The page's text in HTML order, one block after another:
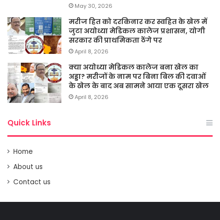
May 30, 2026
मरीज हित को दरकिनार कर स्वहित के खेल में
जुटा अयोध्या मेडिकल कालेज प्रशासन, योगी
सरकार की प्राथमिकता ठेंगे पर
April 8, 2026
क्या अयोध्या मेडिकल कालेज बना खेल का
अड्डा? मरीजों के नाम पर बिना बिल की दवाओं
के खेल के बाद अब सामने आया एक दूसरा खेल
April 8, 2026
Quick Links
Home
About us
Contact us